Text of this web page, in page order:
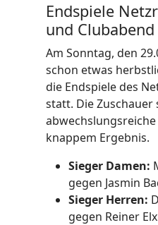
Endspiele
und Clubabend
Am Sonntag, den
schon etwas
die Endspiele des
statt. Die Zuschauer
knappem Ergebnis.
Sieger Damen:
gegen Jasmin
Sieger Herren:
gegen Reiner